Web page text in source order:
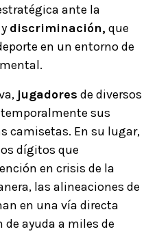
ante la
y discriminación, que
en un entorno de
jugadores de diversos
sus
camisetas. En su lugar,
dígitos que
en crisis de la
las alineaciones de
en una vía directa
ayuda a miles de